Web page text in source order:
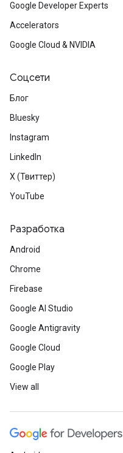
Google Developer Experts
Accelerators
Google Cloud & NVIDIA
Соцсети
Блог
Bluesky
Instagram
LinkedIn
X (Твиттер)
YouTube
Разработка
Android
Chrome
Firebase
Google AI Studio
Google Antigravity
Google Cloud
Google Play
View all